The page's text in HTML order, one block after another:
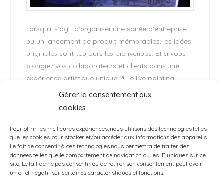
Gérer le consentement aux
cookies
Pour offrir les meilleures expériences, nous utilisons des technologies telles
que les cookies pour stocker et/ou accéder aux informations des appareils.
Le fait de consentir à ces technologies nous permettra de traiter des
données telles que le comportement de navigation ou les ID uniques sur ce
site. Le fait de ne pas consentir ou de retirer son consentement peut avoir
un effet négatif sur certaines caractéristiques et fonctions.
Lorsqu’il s’agit d’organiser une soirée d’entreprise
ou un lancement de produit mémorables, les idées
originales sont toujours les bienvenues. Et si vous
plongiez vos collaborateurs et clients dans une
expérience artistique unique ?! Le live painting
street art est une animation aussi surprenante que